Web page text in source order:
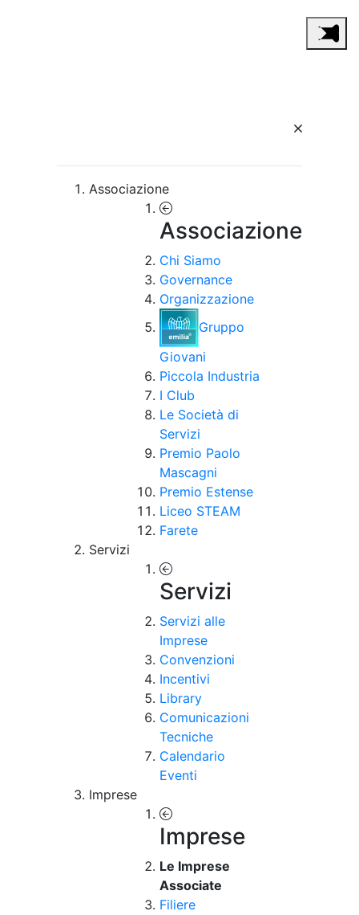
Associazione
Associazione
Chi Siamo
Governance
Organizzazione
Gruppo
Giovani
Piccola Industria
I Club
Le Società di
Servizi
Premio Paolo
Mascagni
Premio Estense
Liceo STEAM
Farete
Servizi
Servizi
Servizi alle
Imprese
Convenzioni
Incentivi
Library
Comunicazioni
Tecniche
Calendario
Eventi
Imprese
Imprese
Le Imprese
Associate
Filiere